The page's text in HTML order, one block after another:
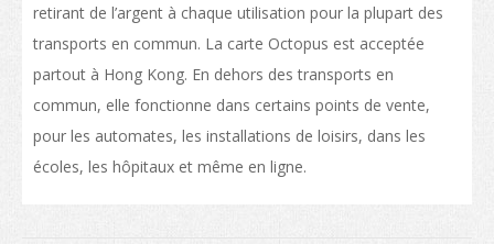
retirant de l’argent à chaque utilisation pour la plupart des
transports en commun. La carte Octopus est acceptée
partout à Hong Kong. En dehors des transports en
commun, elle fonctionne dans certains points de vente,
pour les automates, les installations de loisirs, dans les
écoles, les hôpitaux et même en ligne.